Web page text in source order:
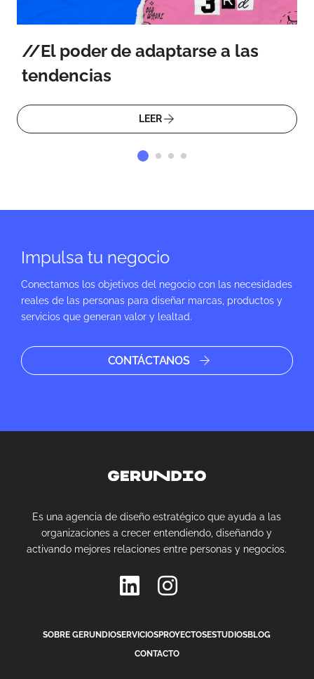
El poder de adaptarse a las
tendencias
LEER
Impulsa tu negocio
Conectamos los objetivos del negocio con las necesidades
reales de las personas para diseñar marcas, productos y
servicios que generan valor y lealtad.
CONTÁCTANOS
Es una agencia de diseño estratégico que ayuda a las
organizaciones a crecer entendiendo, diseñando y
activando mejores relaciones entre personas y negocios.
SOBRE GERUNDIOSERVICIOSPROYECTOSESTUDIOSBLOG
CONTACTO